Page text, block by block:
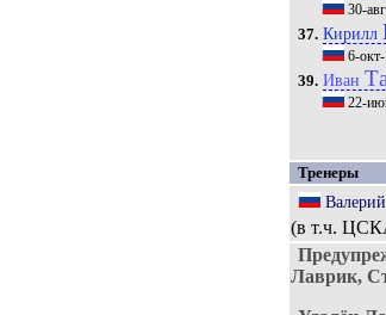
30-
37. Кирилл
6-
39. Иван
22-
Тренеры
Валерий
(в т.ч.
Лаврик,